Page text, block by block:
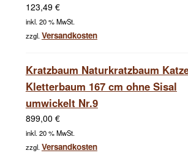
123,49 €
inkl. 20 % MwSt.
zzgl.Versandkosten
Kratzbaum Naturkratzbaum
Kletterbaum 167 cm ohne Sisal
umwickelt Nr.9
899,00 €
inkl. 20 % MwSt.
zzgl. Versandkosten